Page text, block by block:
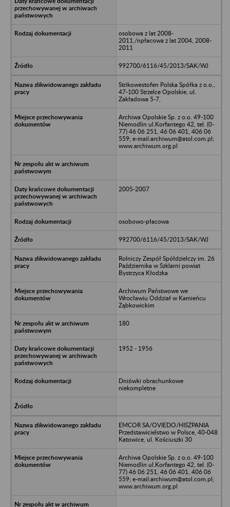
osobowa z lat 2008-
2011,/npłacowa z lat 2004, 2008-
2011
992700/6116/45/2013/SAK/WJ
Strikowestofen Polska Spółka z o.o.,
47-100 Strzelce Opolskie, ul.
Zakładowa 5-7,
Archiwa Opolskie Sp. z o.o. 49-100
Niemodlin ul.Korfantego 42, tel. (0-
77) 46 06 251, 46 06 401, 406 06
559; e-mail:archiwum@atol.com.pl;
www.archiwum.org.pl
2005-2007
osobowo-płacowa
992700/6116/45/2013/SAK/WJ
Rolniczy Zespół Spółdzielczy im. 26
Października w Szklarni powiat
Bystrzyca Kłodzka
Archiwum Państwowe we
Wrocławiu Oddział w Kamieńcu
Ząbkowickim
180
1952 - 1956
Dniówki obrachunkowe
niekompletne
EMCOR SA/OVIEDO/HISZPANIA
Przedstawicielstwo w Polsce, 40-048
Katowice, ul. Kościuszki 30
Archiwa Opolskie Sp. z o.o. 49-100
Niemodlin ul.Korfantego 42, tel. (0-
77) 46 06 251, 46 06 401, 406 06
559; e-mail:archiwum@atol.com.pl;
www.archiwum.org.pl